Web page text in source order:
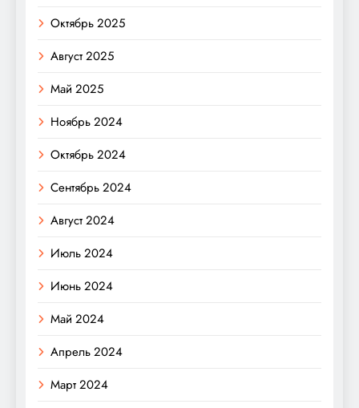
Октябрь 2025
Август 2025
Май 2025
Ноябрь 2024
Октябрь 2024
Сентябрь 2024
Август 2024
Июль 2024
Июнь 2024
Май 2024
Апрель 2024
Март 2024